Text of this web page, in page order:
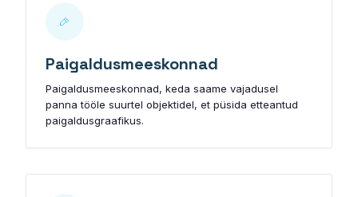
Paigaldusmeeskonnad
Paigaldusmeeskonnad, keda saame vajadusel
panna tööle suurtel objektidel, et püsida etteantud
paigaldusgraafikus.